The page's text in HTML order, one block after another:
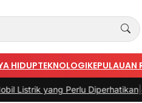
HIDUPTEKNOLOGIKEPULAUAN
Perlu Diperhatikan|#3 -